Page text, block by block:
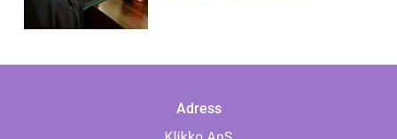
Adress